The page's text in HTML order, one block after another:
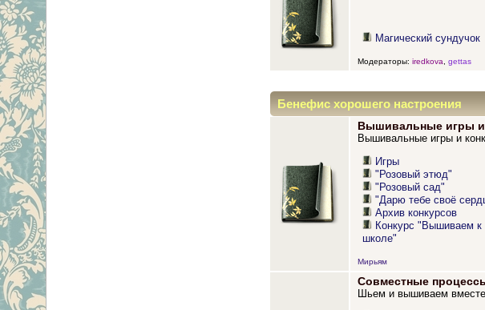
Магический сундучок
Модераторы: iredkova gettas
Бенефис хорошего настроения
Вышивальные игры и
Вышивальные игры и
Игры
"Розовый этюд"
"Розовый сад"
"Дарю тебе своё
Архив конкурсов
Конкурс "Вышиваем к
школе"
Мирьям
Совместные
Шьем и вышиваем вместе